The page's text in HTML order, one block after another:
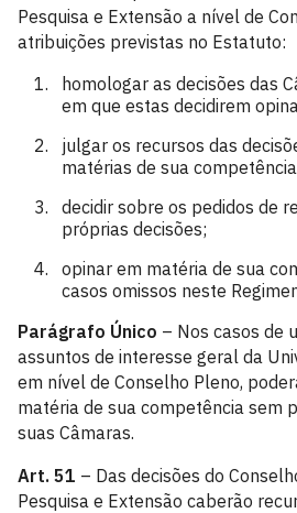
Pesquisa e Extensão a nível de
atribuições previstas no Estatuto:
homologar as decisões das
em que estas decidirem
julgar os recursos das
matérias de sua
decidir sobre os pedidos de
próprias decisões;
opinar em matéria de sua
casos omissos neste
Parágrafo Único – Nos casos de
assuntos de interesse geral da
em nível de Conselho Pleno,
matéria de sua competência sem
suas Câmaras.
Art. 51 – Das decisões do
Pesquisa e Extensão caberão